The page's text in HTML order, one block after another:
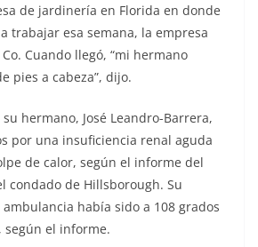
de jardinería en Florida en donde
trabajar esa semana, la empresa
Cuando llegó, “mi hermano
pies a cabeza”, dijo.
hermano, José Leandro-Barrera,
por una insuficiencia renal aguda
de calor, según el informe del
condado de Hillsborough. Su
había sido a 108 grados
según el informe.